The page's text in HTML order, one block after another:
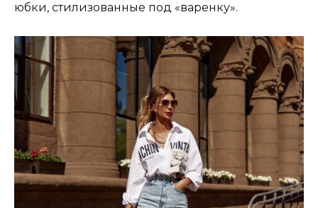
юбки, стилизованные под «варенку».